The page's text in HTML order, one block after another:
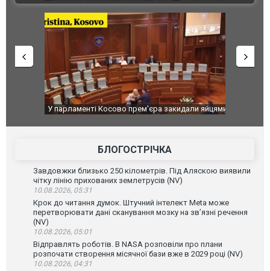
У парламенті Косово прем'єра закидали яйцями
Приїхав
до
зіркового
БЛОГОСТРІЧКА
Завдовжки близько 250 кілометрів. Під Аляскою виявили
чітку лінію прихованих землетрусів (NV)
10.08.2026, 05:31
Крок до читання думок. Штучний інтелект Meta може
перетворювати дані сканування мозку на зв’язні речення
(NV)
10.08.2026, 05:01
Відправлять роботів. В NASA розповіли про плани
розпочати створення місячної бази вже в 2029 році (NV)
10.08.2026, 04:31